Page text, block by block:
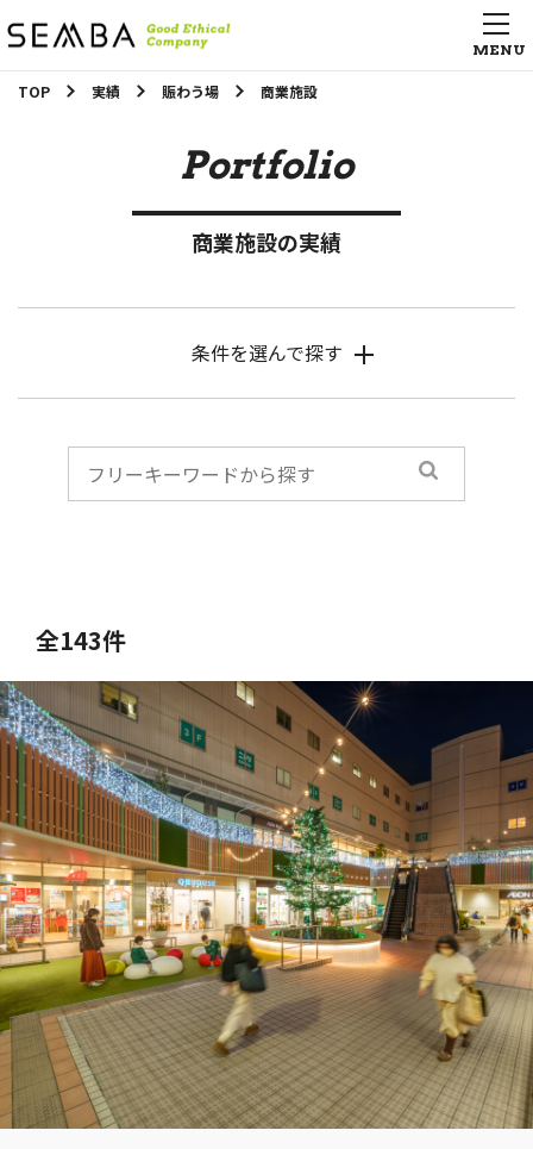
TOP 実績 賑わう場 商業施設
Portfolio
商業施設の実績
条件を選んで探す
全143件